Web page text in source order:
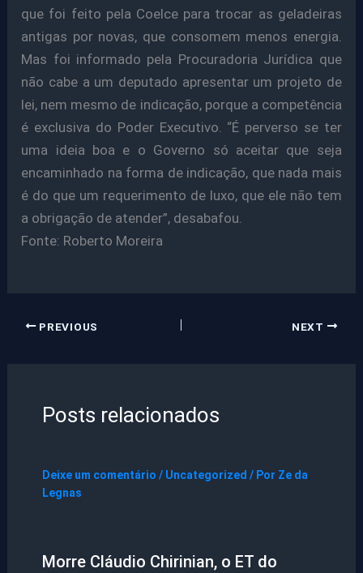
que foi feito pela Coelce para trocar as geladeiras
antigas por novas, que consomem menos energia.
Mas foi informado pela Procuradoria Jurídica que
não cabe a um deputado apresentar um projeto de
lei, nem mesmo de indicação, porque a competência
é exclusiva do Poder Executivo. “É perverso se ter
uma ideia boa e o Governo só aceitar que seja
encaminhado na forma de indicação, que nada mais
é do que um requerimento de luxo, que ele não tem
a obrigação de atender”, desabafou.
Fonte: Roberto Moreira
PREVIOUS NEXT
Posts relacionados
Deixe um comentário / Uncategorized / Por Ze da
Legnas
Morre Cláudio Chirinian, o ET do